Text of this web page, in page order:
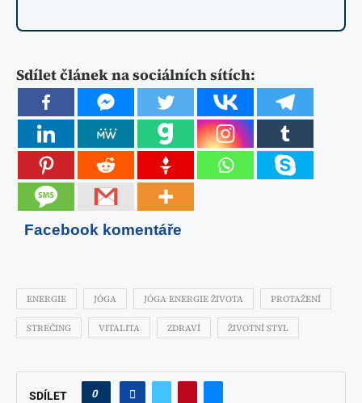
Sdílet článek na sociálních sítích:
Facebook komentáře
ENERGIE JÓGA JÓGA ENERGIE ŽIVOTA PROTAŽENÍ
STREČING VITALITA ZDRAVÍ ŽIVOTNÍ STYL
SDÍLET 0